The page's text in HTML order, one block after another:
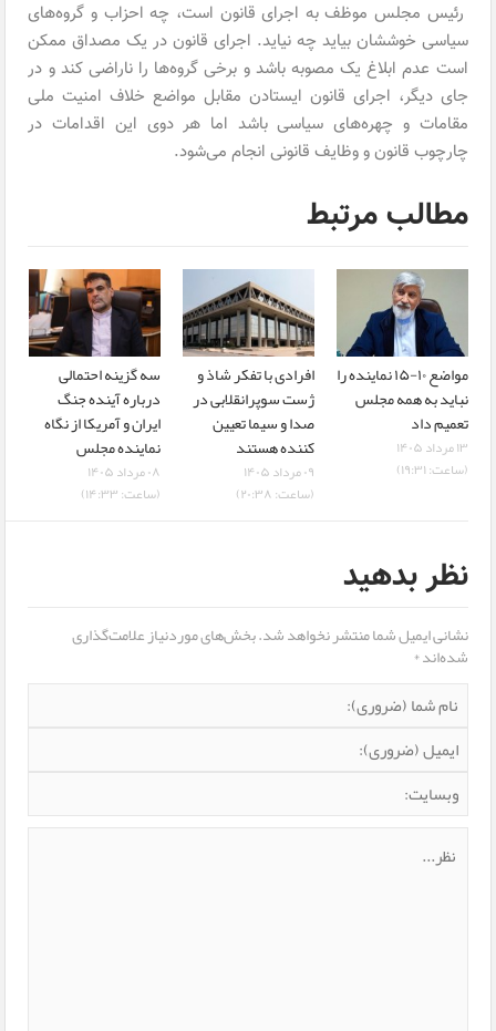
رئیس مجلس موظف به اجرای قانون است، چه احزاب و گروه‌های
سیاسی خوششان بیاید چه نیاید. اجرای قانون در یک مصداق ممکن
است عدم ابلاغ یک مصوبه باشد و برخی گروه‌ها را ناراضی کند و در
جای دیگر، اجرای قانون ایستادن مقابل مواضع خلاف امنیت ملی
مقامات و چهره‌های سیاسی باشد اما هر دوی این اقدامات در
چارچوب قانون و وظایف قانونی انجام می‌شود.
مطالب مرتبط
مواضع ۱۰-۱۵ نماینده را
نباید به همه مجلس
تعمیم داد
۱۳ مرداد ۱۴۰۵
(ساعت: ۱۹:۳۱)
افرادی با تفکر شاذ و
ژست سوپرانقلابی در
صدا و سیما تعیین
کننده هستند
۰۹ مرداد ۱۴۰۵
(ساعت: ۲۰:۳۸)
سه گزینه احتمالی
درباره آینده جنگ
ایران و آمریکا از نگاه
نماینده مجلس
۰۸ مرداد ۱۴۰۵
(ساعت: ۱۴:۳۳)
نظر بدهید
نشانی ایمیل شما منتشر نخواهد شد.بخش‌های موردنیاز علامت‌گذاری
شده‌اند*